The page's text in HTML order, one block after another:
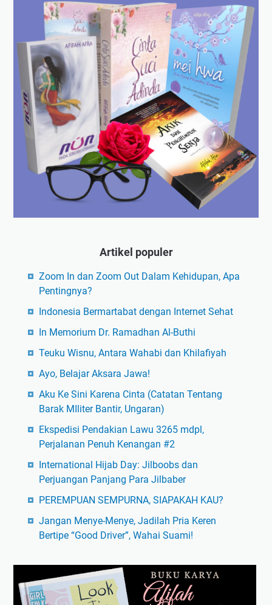
Artikel populer
Zoom In dan Zoom Out Dalam Kehidupan, Apa
Pentingnya?
Indonesia Bermartabat dengan Internet Sehat
In Memorium Dr. Ramadhan Al-Buthi
Teuku Wisnu, Antara Wahabi dan Khilafiyah
Ayo, Belajar Aksara Jawa!
Aku Ke Sini Karena Cinta (Catatan Tentang
Barak MIliter Bantir, Ungaran)
Ekspedisi Pendakian Lawu 3265 mdpl,
Perjalanan Penuh Kenangan #2
International Hijab Day: Jilboobs dan
Perjuangan Panjang Para Jilbaber
PEREMPUAN SEMPURNA, SIAPAKAH KAU?
Jangan Menye-Menye, Jadilah Pria Keren
Bertipe “Good Driver”, Wahai Suami!